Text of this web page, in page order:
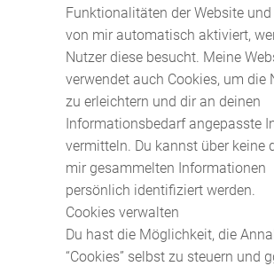
Funktionalitäten der Website und
von mir automatisch aktiviert,
Nutzer diese besucht. Meine
verwendet auch Cookies, um die
zu erleichtern und dir an deinen
Informationsbedarf angepasste
vermitteln. Du kannst über keine
mir gesammelten Informationen
persönlich identifiziert werden.
Cookies verwalten
Du hast die Möglichkeit, die
“Cookies” selbst zu steuern und